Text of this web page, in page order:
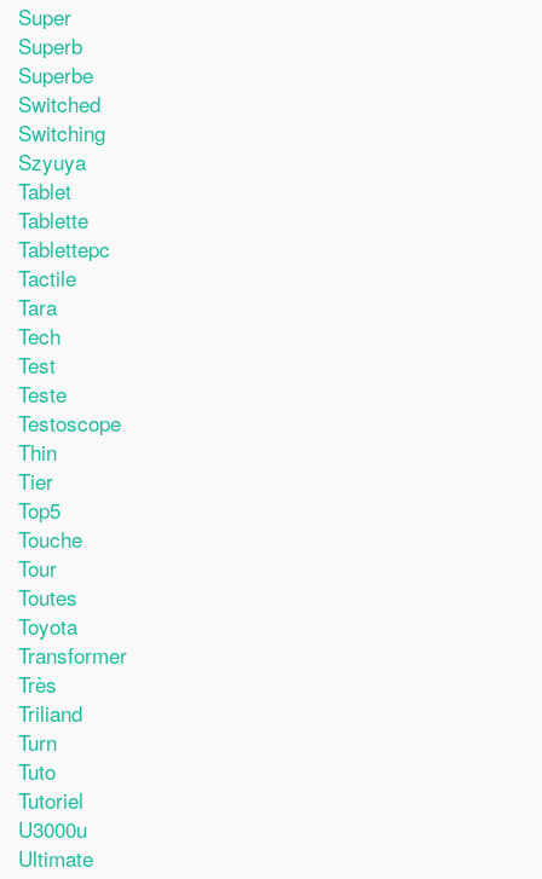
Super
Superb
Superbe
Switched
Switching
Szyuya
Tablet
Tablette
Tablettepc
Tactile
Tara
Tech
Test
Teste
Testoscope
Thin
Tier
Top5
Touche
Tour
Toutes
Toyota
Transformer
Très
Triliand
Turn
Tuto
Tutoriel
U3000u
Ultimate